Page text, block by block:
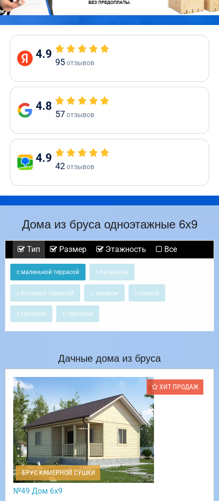
4.9
95отзывов
4.8
57отзывов
4.9
42отзывов
Дома из бруса одноэтажные 6х9
Тип Размер Этажность Все
с маленькой террасой с балконом
с большой террасой с эркером с сауной
с гаражом с террасой
Дачные дома из бруса
ХИТ ПРОДАЖ
БРУС КАМЕРНОЙ СУШКИ
№49 Дом 6х9